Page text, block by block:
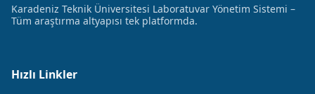
Karadeniz Teknik Üniversitesi Laboratuvar Yönetim Sistemi –
Tüm araştırma altyapısı tek platformda.
Hızlı Linkler